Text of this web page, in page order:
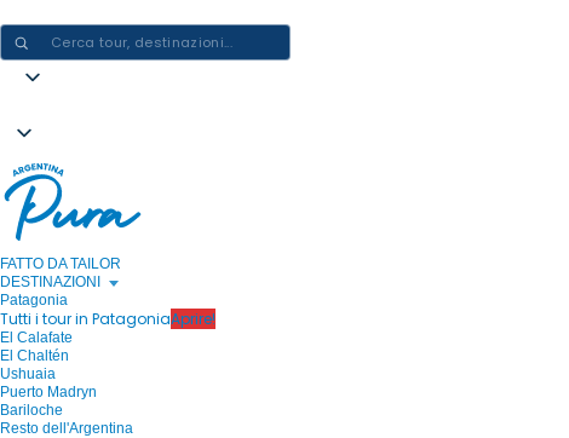
FATTO DA TAILOR
DESTINAZIONI
Patagonia
Tutti i tour in PatagoniaAprire!
El Calafate
El Chaltén
Ushuaia
Puerto Madryn
Bariloche
Resto dell'Argentina